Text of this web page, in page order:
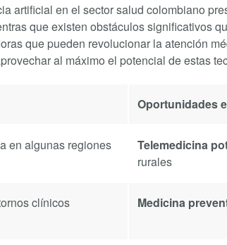
artificial en el sector salud colombiano
que existen obstáculos significativos
que pueden revolucionar la atención
al máximo el potencial de estas
Oportunidades
en algunas regiones Telemedicina
rurales
clínicos
Medicina